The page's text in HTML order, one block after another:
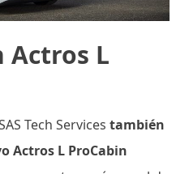
L
Tech Services también
Actros L ProCabin